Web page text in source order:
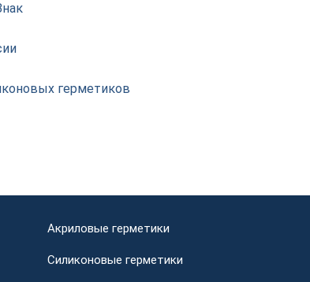
герметиков
Акриловые герметики
Силиконовые герметики